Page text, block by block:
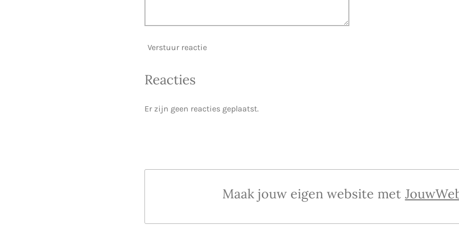
Verstuur reactie
Reacties
Er zijn geen reacties geplaatst.
Maak jouw eigen website met